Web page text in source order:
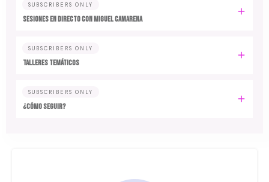
SUBSCRIBERS ONLY
SESIONES EN DIRECTO CON MIGUEL CAMARENA
SUBSCRIBERS ONLY
TALLERES TEMÁTICOS
SUBSCRIBERS ONLY
¿CÓMO SEGUIR?